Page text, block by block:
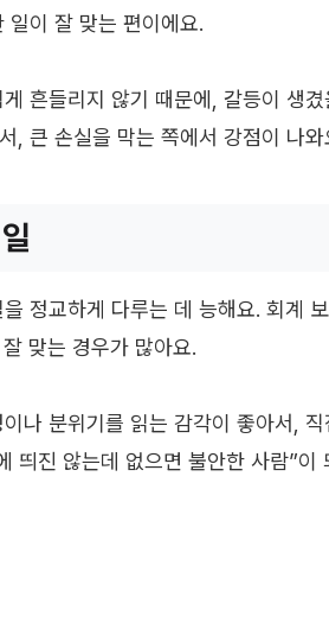
일이 잘 맞는 편이에요.
흔들리지 않기 때문에, 갈등이 생
, 큰 손실을 막는 쪽에서 강점이 나와
정교하게 다루는 데 능해요. 회계
맞는 경우가 많아요.
나 분위기를 읽는 감각이 좋아서,
띄진 않는데 없으면 불안한 사람”이